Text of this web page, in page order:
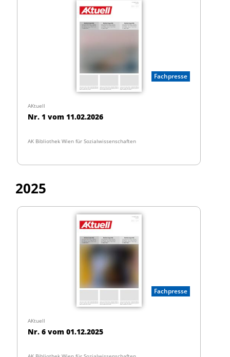
Fachpresse
AKtuell
Nr. 1 vom 11.02.2026
AK Bibliothek Wien für Sozialwissenschaften
2025
Fachpresse
AKtuell
Nr. 6 vom 01.12.2025